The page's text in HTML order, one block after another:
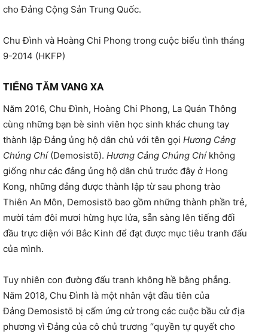
cho Đảng Cộng Sản Trung Quốc.
Chu Đình và Hoàng Chi Phong trong cuộc biểu tình tháng
9-2014 (HKFP)
TIẾNG TĂM VANG XA
Năm 2016, Chu Đình, Hoàng Chi Phong, La Quán Thông
cùng những bạn bè sinh viên học sinh khác chung tay
thành lập Đảng ủng hộ dân chủ với tên gọi Hương Cảng
Chúng Chí (Demosistō). Hương Cảng Chúng Chí không
giống như các đảng ủng hộ dân chủ trước đây ở Hong
Kong, những đảng được thành lập từ sau phong trào
Thiên An Môn, Demosistō bao gồm những thành phần trẻ,
mười tám đôi mươi hừng hực lửa, sẵn sàng lên tiếng đối
đầu trực diện với Bắc Kinh để đạt được mục tiêu tranh đấu
của mình.
Tuy nhiên con đường đấu tranh không hề bằng phẳng.
Năm 2018, Chu Đình là một nhân vật đầu tiên của
Đảng Demosistō bị cấm ứng cử trong các cuộc bầu cử địa
phương vì Đảng của cô chủ trương “quyền tự quyết cho